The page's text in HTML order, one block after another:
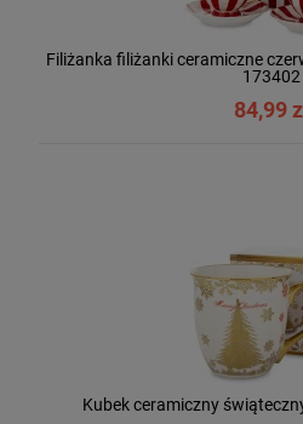
Filiżanka filiżanki ceramiczne
173402
84,99
Kubek ceramiczny